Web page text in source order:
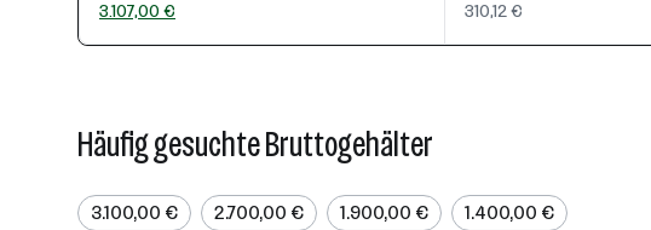
3.107,00 € 310,12 €
Häufig gesuchte Bruttogehälter
3.100,00 € 2.700,00 € 1.900,00 € 1.400,00 €